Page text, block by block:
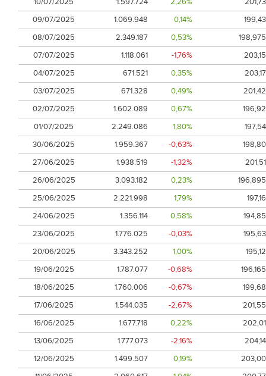
09/07/2025
1.069.948 0,14%
199,43
08/07/2025
2.349.187 0,53%
198,975
07/07/2025
1.118.061 -1,76%
203,15
04/07/2025
671.521 0,35%
203,17
03/07/2025
671.328 0,49%
201,42
02/07/2025
1.602.089 0,67%
196,92
01/07/2025
2.249.086 1,80%
197,54
30/06/2025
1.959.367 -0,63%
198,80
27/06/2025
1.938.519 -1,32%
201,51
26/06/2025
3.093.182 0,23%
196,895
25/06/2025
2.221.998 1,79%
197,16
24/06/2025
1.356.114 0,58%
194,85
23/06/2025
1.776.025 -0,03%
195,63
20/06/2025
3.343.252 1,00%
195,12
19/06/2025
1.787.077 -0,68%
196,165
18/06/2025
1.760.006 -0,67%
199,68
17/06/2025
1.544.035 -2,67%
201,55
16/06/2025
1.677.718 0,22%
202,01
13/06/2025
1.777.073 -2,16%
204,14
12/06/2025
1.499.507 0,19%
203,00